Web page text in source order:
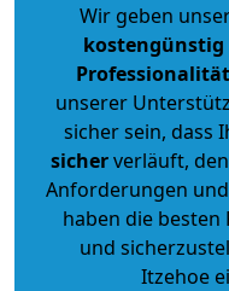
Wir geben
kostengünstig
Professionalität
unserer
sicher sein, dass
sicherverläuft,
Anforderungen
haben die besten
und
Itzehoe